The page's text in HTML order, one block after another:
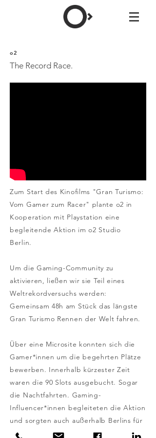
o2
The Record Race.
Zum Start des Kinofilms "Gran Turismo:
Vom Gamer zum Racer" plante o2 in
Kooperation mit Playstation eine
begleitende Aktion im o2 Studio
Berlin.
Um die Gaming-Community zu
aktivieren, ließen wir sie Teil eines
Weltrekordversuchs werden:
Gemeinsam 48h am Stück das längste
Gran Turismo Rennen der Welt fahren.
Über eine Microsite konnten sich die
Gamer*innen um die begehrten Plätze
bewerben. Innerhalb kürzester Zeit
waren die 90 Slots ausgebucht. Sogar
die Nachtfahrten. Gaming-
Influencer*innen begleiteten die Aktion
und sorgten auch außerhalb Berlins für
Aufmerksamkeit.